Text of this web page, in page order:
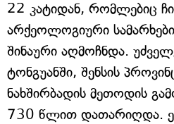
22 კატიდან, რომლებიც
არქეოლოგიური
შინაური აღმოჩნდა.
ტონგუანში, შენსის
ნახშირბადის მეთოდის
730 წლით დათარიღდა.